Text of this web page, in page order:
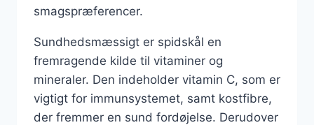
smagspræferencer.
Sundhedsmæssigt er spidskål en
fremragende kilde til vitaminer og
mineraler. Den indeholder vitamin C, som er
vigtigt for immunsystemet, samt kostfibre,
der fremmer en sund fordøjelse. Derudover